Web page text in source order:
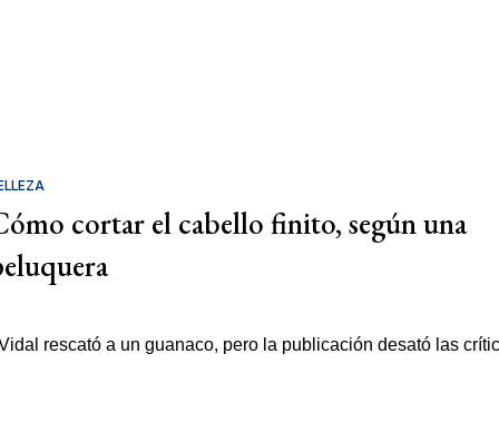
cortar el cabello finito, según una